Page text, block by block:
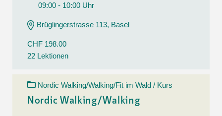
09:00 - 10:00 Uhr
Brüglingerstrasse 113, Basel
CHF 198.00
22 Lektionen
Nordic Walking/Walking/Fit im Wald / Kurs
Nordic Walking/Walking